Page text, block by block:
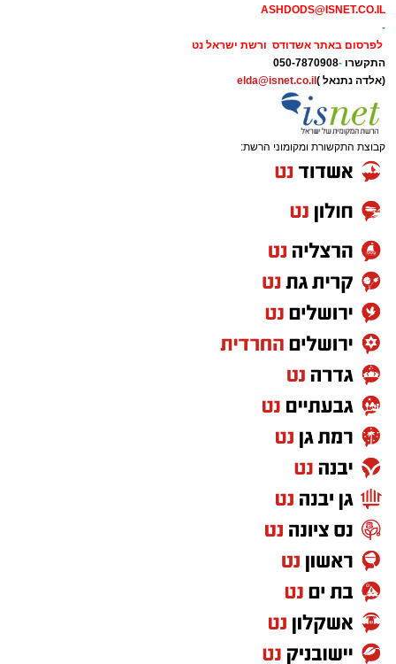
ASHDODS@ISNET.CO.IL
-
לפרסום באתר אשדודס ורשת ישראל נט
התקשרו -
050-7870908
(אלדה נתנאל ) elda@isnet.co.il
קבוצת התקשורת ומקומוני הרשת: